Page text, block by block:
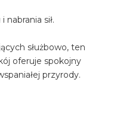
sił.
służbowo, ten
oferuje spokojny
przyrody.